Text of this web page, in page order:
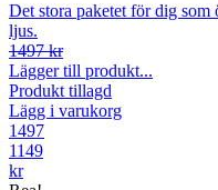
Det stora paketet för dig
ljus.
1497 kr
Lägger till produkt...
Produkt tillagd
Lägg i varukorg
1497
1149
kr